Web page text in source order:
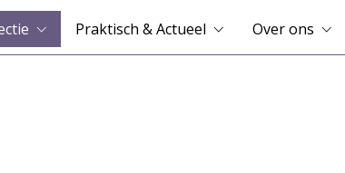
Praktisch & Actueel Over ons